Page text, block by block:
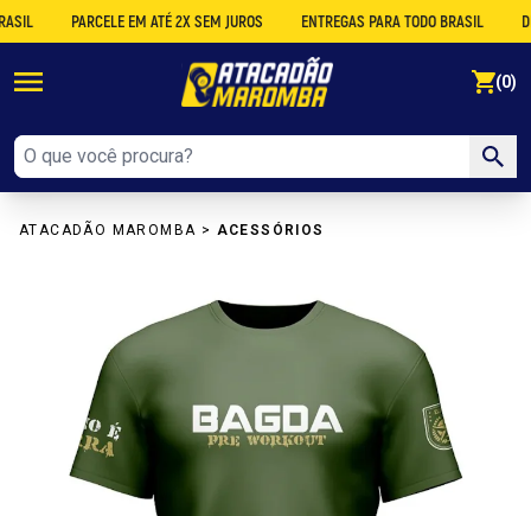
PARCELE EM ATÉ 2X SEM JUROS ENTREGAS PARA TODO BRASIL
(0)
ATACADÃO MAROMBA > ACESSÓRIOS